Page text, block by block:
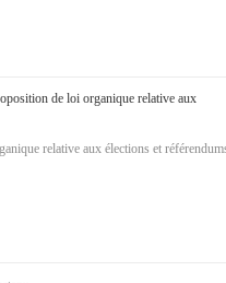
de loi organique relative aux
relative aux élections et